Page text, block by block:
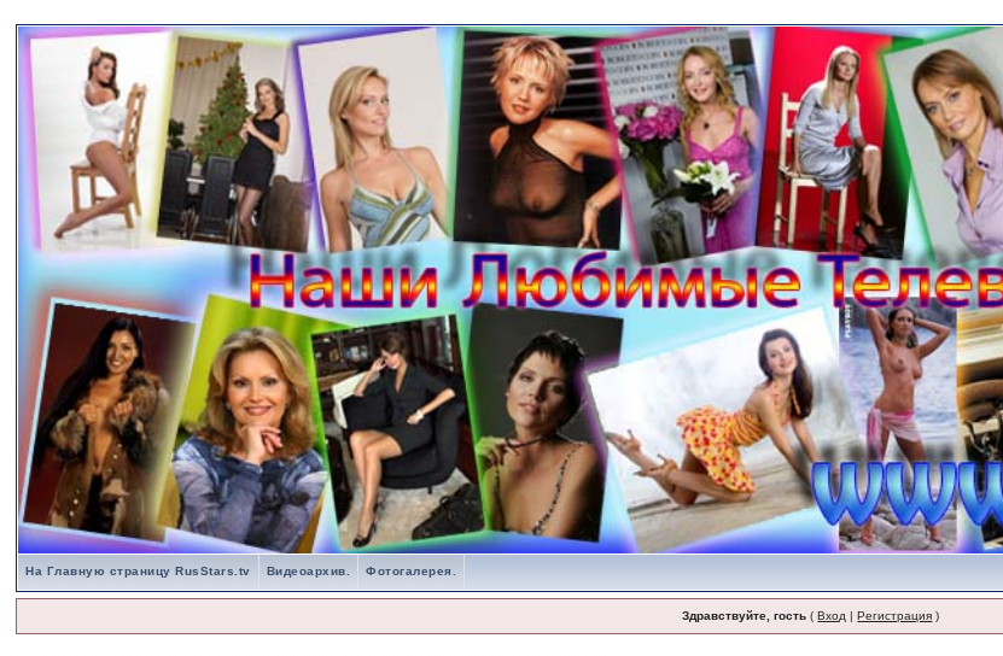
На Главную страницу RusStars.tv Видеоархив. Фотогалерея.
Здравствуйте, гость (Вход |Регистрация )